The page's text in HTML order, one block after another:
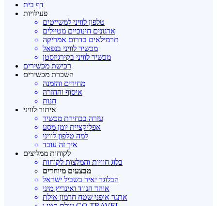
דף בית
פעילויות
טלפון לוויני למשייטים
ארגונים חינוכיים מטיילים
תרמילאים בדרום אמריקה
מכשיר לוויני בנפאל
מכשיר לוויני בקירגיזסטן
רכישת מכשירים
השכרת מכשירים
מחירים והזמנה
איסוף והחזרה
חנות
איתור לוויני
עזרה בבחירת מכשיר
אפליקציית יומן מסע
למה טלפון לוויני
איך זה עובד
לקוחות ממליצים
בלוג חוויות והמלצות לקוחות
מבצעים מיוחדים
הבלוגר יאיר בשביל ישראל
אוהד הנווד ואינריץ מיני
אתגר אופני שטח חרמון אילת